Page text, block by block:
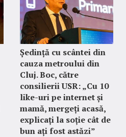
Ședință cu scântei din
cauza metroului din
Cluj. Boc, către
consilierii USR: „Cu 10
like-uri pe internet și
mamă, mergeți acasă,
explicați la soție cât de
bun ați fost astăzi”